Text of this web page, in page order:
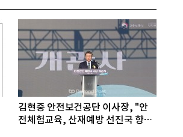
김현중 안전보건공단 이사장, "안
전체험교육, 산재예방 선진국 향한